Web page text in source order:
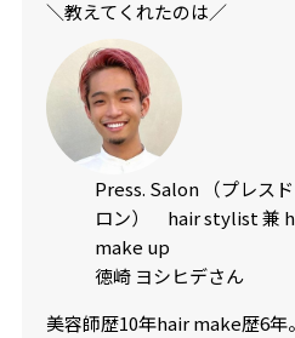
＼教えてくれたのは／
Press. Salon （プレス
ロン） hair stylist 兼
make up
徳崎 ヨシヒデさん
美容師歴10年hair make歴6年